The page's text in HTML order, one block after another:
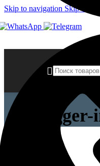
Skip to navigation Skip to